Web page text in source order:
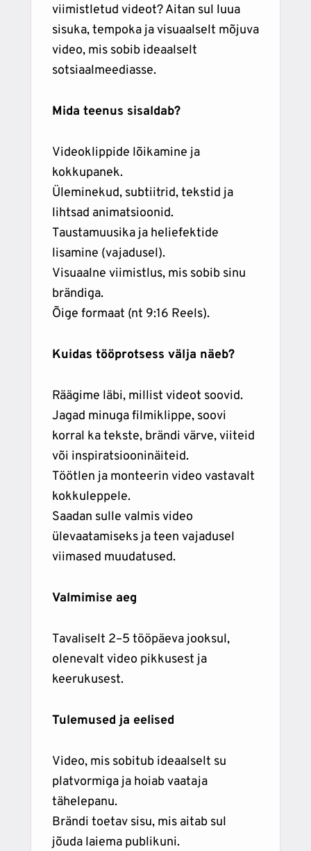
viimistletud videot? Aitan sul luua
sisuka, tempoka ja visuaalselt mõjuva
video, mis sobib ideaalselt
sotsiaalmeediasse.
Mida teenus sisaldab?
Videoklippide lõikamine ja
kokkupanek.
Üleminekud, subtiitrid, tekstid ja
lihtsad animatsioonid.
Taustamuusika ja heliefektide
lisamine (vajadusel).
Visuaalne viimistlus, mis sobib sinu
brändiga.
Õige formaat (nt 9:16 Reels).
Kuidas tööprotsess välja näeb?
Räägime läbi, millist videot soovid.
Jagad minuga filmiklippe, soovi
korral ka tekste, brändi värve, viiteid
või inspiratsiooninäiteid.
Töötlen ja monteerin video vastavalt
kokkuleppele.
Saadan sulle valmis video
ülevaatamiseks ja teen vajadusel
viimased muudatused.
Valmimise aeg
Tavaliselt 2–5 tööpäeva jooksul,
olenevalt video pikkusest ja
keerukusest.
Tulemused ja eelised
Video, mis sobitub ideaalselt su
platvormiga ja hoiab vaataja
tähelepanu.
Brändi toetav sisu, mis aitab sul
jõuda laiema publikuni.